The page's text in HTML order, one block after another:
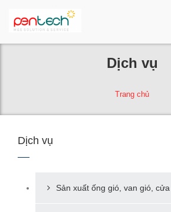
Dịch vụ
Trang chủ
Dịch vụ
Sản xuất ống gió, van gió,